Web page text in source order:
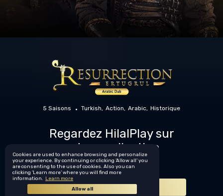
5 Saisons Turkish Action Arabic Historique
Regardez HilalPlay sur
votre application
Mobile
Télécharger maintenant
Cookies are used to enhance browsing and personalize
your experience. By continuing or clicking ‘Allow all’ you
are consenting to the use of cookies. Also you can
clicking ‘Learn more’ where you will find more
information. Learn more
Allow all